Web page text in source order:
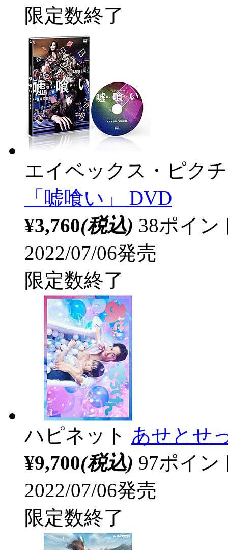
限定数終了
エイベックス・ピク
「嘘喰い」 DVD
¥3,760(税込) 38ポイ
2022/07/06発売
限定数終了
ハピネット あせとせ
¥9,700(税込) 97ポイ
2022/07/06発売
限定数終了